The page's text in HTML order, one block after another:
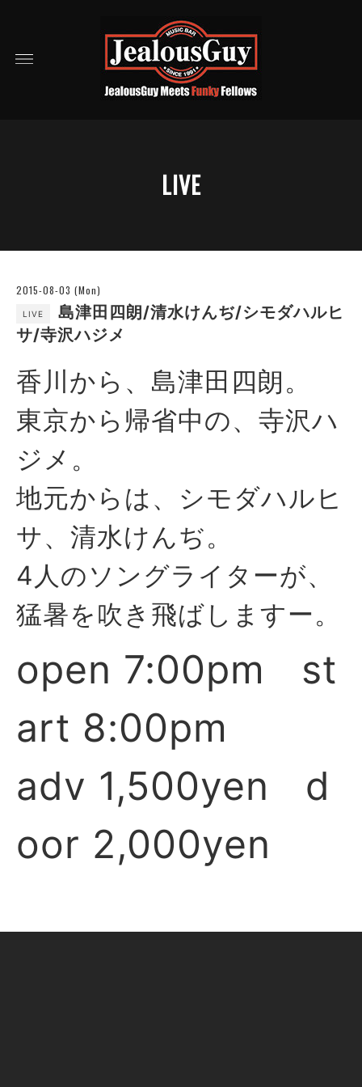
LIVE
2015-08-03 (Mon)
LIVE
島津田四朗/清水けんぢ/シモダハルヒ
サ/寺沢ハジメ
香川から、島津田四朗。
東京から帰省中の、寺沢ハ
ジメ。
地元からは、シモダハルヒ
サ、清水けんぢ。
4人のソングライターが、
猛暑を吹き飛ばしますー。
open 7:00pm st
art 8:00pm
adv 1,500yen d
oor 2,000yen